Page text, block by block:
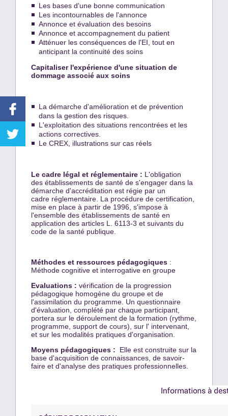
Les bases d'une bonne communication
Les incontournables de l'annonce
Annonce et évaluation des besoins
Annonce et accompagnement du patient
Atténuer les conséquences de l'EI, tout en
anticipant la continuité des soins
Capitaliser l'expérience d'une situation de
dommage associé aux soins
La démarche d'amélioration et de prévention
dans la gestion des risques.
L'exploitation des situations rencontrées et les
actions correctives.
Le CREX, illustrations sur cas réels
Le cadre légal et réglementaire : L'obligation
des établissements de santé de s'engager dans la
démarche d'accréditation est régie par un
cadre réglementaire. La procédure de certification,
mise en place à partir de 1996, s'impose à
l'ensemble des établissements de santé en
application des articles L. 6113-3 et suivants du
code de la santé publique.
Méthodes et ressources pédagogiques :
Méthode cognitive et interrogative en groupe
Evaluations : vérification de la progression
pédagogique homogène du groupe et de
l'assimilation du programme. Un questionnaire
d'évaluation, complété par chaque participant,
portera sur le déroulement de la formation (rythme,
programme, support de cours), sur l' intervenant,
et sur les modalités pratiques d'organisation.
Moyens pédagogiques :
Elle est construite sur la
base d'acquisition de connaissances, de savoir-
faire et d'analyse des pratiques professionnelles.